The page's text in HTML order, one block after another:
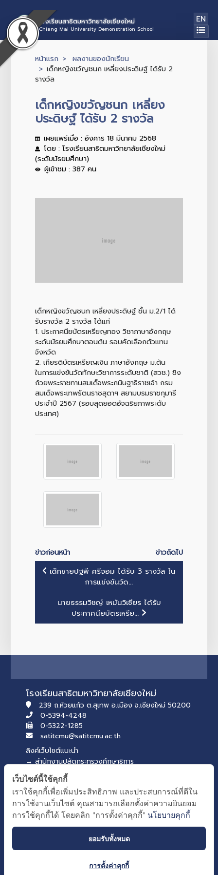
โรงเรียนสาธิตมหาวิทยาลัยเชียงใหม่
Chiang Mai University Demonstration School
EN
หน้าแรก
ผลงานของนักเรียน
เด็กหญิงขวัญชนก เหลี่ยงประดิษฐ์ ได้รับ 2
รางวัล
เด็กหญิงขวัญชนก เหลี่ยง
ประดิษฐ์ ได้รับ 2 รางวัล
เผยแพร่เมื่อ : อังคาร 18 มีนาคม 2568
โดย : โรงเรียนสาธิตมหาวิทยาลัยเชียงใหม่
(ระดับมัธยมศึกษา)
ผู้เข้าชม : 387 คน
เด็กหญิงขวัญชนก เหลี่ยงประดิษฐ์ ชั้น ม.2/1 ได้
รับรางวัล 2 รางวัล ได้แก่
1. ประกาศนียบัตรเหรียญทอง วิชาภาษาอังกฤษ
ระดับมัธยมศึกษาตอนต้น รอบคัดเลือกตัวแทน
จังหวัด
2. เกียรติบัตรเหรียญเงิน ภาษาอังกฤษ ม.ต้น
ในการแข่งขันวัดทักษะวิชาการระดับชาติ (สวช.) ชิง
ถ้วยพระราชทานสมเด็จพระกนิษฐาธิราชเจ้า กรม
สมเด็จพระเทพรัตนราชสุดาฯ สยามบรมราชกุมารี
ประจำปี 2567 (รอบสุดยอดอัจฉริยภาพระดับ
ประเทศ)
ข่าวก่อนหน้า
ข่าวถัดไป
เด็กชายปฐพี ศรีจอม ได้รับ 3 รางวัล ใน
การแข่งขันวัด...
นายธรรมวิชญ์ เหมันวิเชียร ได้รับ
ประกาศนียบัตรเหรีย...
โรงเรียนสาธิตมหาวิทยาลัยเชียงใหม่
239 ถ.ห้วยแก้ว ต.สุเทพ อ.เมือง จ.เชียงใหม่ 50200
0-5394-4248
0-5322-1285
satitcmu@satitcmu.ac.th
ลิงค์เว็บไซต์แนะนำ
→ สำนักงานปลัดกระทรวงศึกษาธิการ
→ สภานักเรียน รุ่นที่ 54
บริการของคณะศึกษาศาสตร์
→ เว็บไซต์คณะศึกษาศาสตร์
→ ระบบจัดการเว็บไซต์
เว็บไซต์นี้ใช้คุกกี้
เราใช้คุกกี้เพื่อเพิ่มประสิทธิภาพ และประสบการณ์ที่ดีใน
การใช้งานเว็บไซต์ คุณสามารถเลือกตั้งค่าความยินยอม
การใช้คุกกี้ได้ โดยคลิก "การตั้งค่าคุกกี้" นโยบายคุกกี้
ยอมรับทั้งหมด
การตั้งค่าคุกกี้